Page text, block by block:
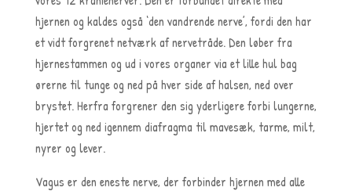
hjernen og kaldes også ‘den vandrende nerve’, fordi den har
et vidt forgrenet netværk af nervetråde. Den løber fra
hjernestammen og ud i vores organer via et lille hul bag
ørerne til tunge og ned på hver side af halsen, ned over
brystet. Herfra forgrener den sig yderligere forbi lungerne,
hjertet og ned igennem diafragma til mavesæk, tarme, milt,
nyrer og lever.
Vagus er den eneste nerve, der forbinder hjernen med alle